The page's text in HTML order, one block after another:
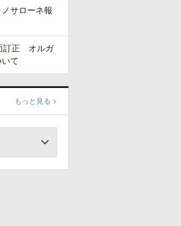
サローネ報
訂正 オルガ
て
もっと見る